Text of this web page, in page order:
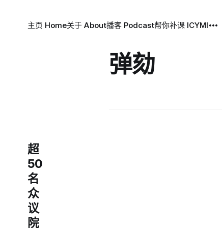
主页 Home关于 About播客 Podcast帮你补课 ICYMI
弹劾
超
50
名
众
议
院